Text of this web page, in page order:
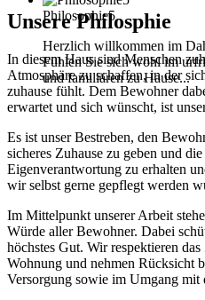
Philosophie5
Herzlich willkommen im
Fühlen Sie sich wohl im
und familiären zu Hause...
Unsere Philosphie
In diesem Haus sind Menschen
Atmosphäre zu schaffen, in der
zuhause fühlt. Dem Bewohner
erwartet und sich wünscht, ist
Es ist unser Bestreben, den
sicheres Zuhause zu geben und
Eigenverantwortung zu erhalten
wir selbst gerne gepflegt werden
Im Mittelpunkt unserer Arbeit
Würde aller Bewohner. Dabei
höchstes Gut. Wir respektieren
Wohnung und nehmen Rücksicht
Versorgung sowie im Umgang mit